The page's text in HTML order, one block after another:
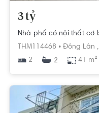
3 tỷ
THM114468 • Đông Lân ,
2
2 41 m²